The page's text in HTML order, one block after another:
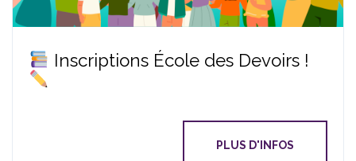
Inscriptions École des Devoirs !
PLUS D'INFOS